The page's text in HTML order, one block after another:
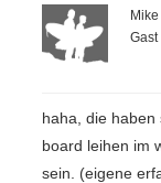
Mike
Gast
haha, die haben
board leihen im
sein. (eigene